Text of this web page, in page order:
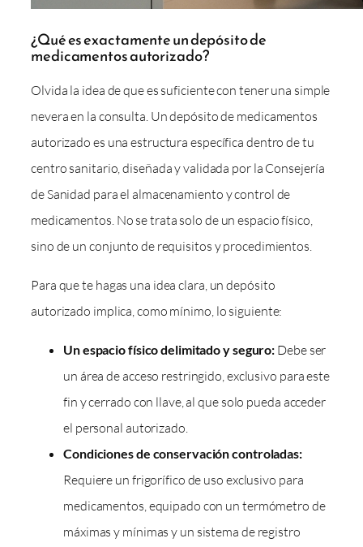
¿Qué es exactamente un depósito de
medicamentos autorizado?
Olvida la idea de que es suficiente con tener una simple
nevera en la consulta. Un depósito de medicamentos
autorizado es una estructura específica dentro de tu
centro sanitario, diseñada y validada por la Consejería
de Sanidad para el almacenamiento y control de
medicamentos. No se trata solo de un espacio físico,
sino de un conjunto de requisitos y procedimientos.
Para que te hagas una idea clara, un depósito
autorizado implica, como mínimo, lo siguiente:
Un espacio físico delimitado y seguro: Debe ser
un área de acceso restringido, exclusivo para este
fin y cerrado con llave, al que solo pueda acceder
el personal autorizado.
Condiciones de conservación controladas:
Requiere un frigorífico de uso exclusivo para
medicamentos, equipado con un termómetro de
máximas y mínimas y un sistema de registro